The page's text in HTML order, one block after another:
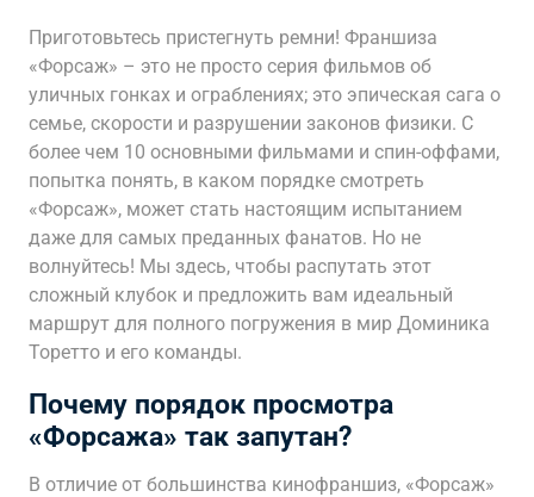
Приготовьтесь пристегнуть ремни! Франшиза
«Форсаж» – это не просто серия фильмов об
уличных гонках и ограблениях; это эпическая сага о
семье, скорости и разрушении законов физики. С
более чем 10 основными фильмами и спин-оффами,
попытка понять, в каком порядке смотреть
«Форсаж», может стать настоящим испытанием
даже для самых преданных фанатов. Но не
волнуйтесь! Мы здесь, чтобы распутать этот
сложный клубок и предложить вам идеальный
маршрут для полного погружения в мир Доминика
Торетто и его команды.
Почему порядок просмотра
«Форсажа» так запутан?
В отличие от большинства кинофраншиз, «Форсаж»